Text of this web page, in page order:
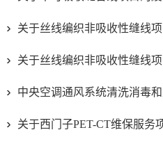
关于丝线编织非吸收性缝线